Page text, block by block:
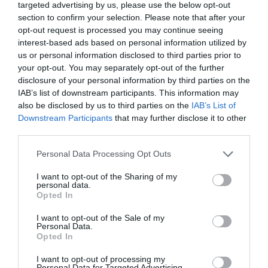
targeted advertising by us, please use the below opt-out
section to confirm your selection. Please note that after your
opt-out request is processed you may continue seeing
interest-based ads based on personal information utilized by
us or personal information disclosed to third parties prior to
your opt-out. You may separately opt-out of the further
disclosure of your personal information by third parties on the
IAB’s list of downstream participants. This information may
also be disclosed by us to third parties on the IAB’s List of
Downstream Participants that may further disclose it to other
Personal Data Processing Opt Outs
I want to opt-out of the Sharing of my
personal data.
Opted In
I want to opt-out of the Sale of my
Personal Data.
Opted In
I want to opt-out of processing my
l'IPC és del 2% al març, 1,1 punts menys que el
mes anterior.
Per comunitats autònomes, la variació anual més
elevada l'han registrat les Illes Balears, amb un
2,9%, seguides del País Basc i Ceuta, ambdues
amb un 2,8%. Per contra, els menors increments
Múrcia, ambdós territoris amb un 1,6%.
AfegirVIA Empresa
Google de forma gratuïta
ACTIVAR ARA